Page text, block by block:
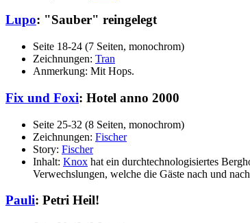
Lupo: "Sauber" reingelegt
Seite 18-24 (7 Seiten, monochrom)
Zeichnungen: Tran
Anmerkung: Mit Hops.
Fix und Foxi: Hotel anno 2000
Seite 25-32 (8 Seiten, monochrom)
Zeichnungen: Fischer
Story: Fischer
Inhalt: Knox hat ein durchtechnologisiertes
Verwechslungen, welche die Gäste nach und
Pauli: Petri Heil!